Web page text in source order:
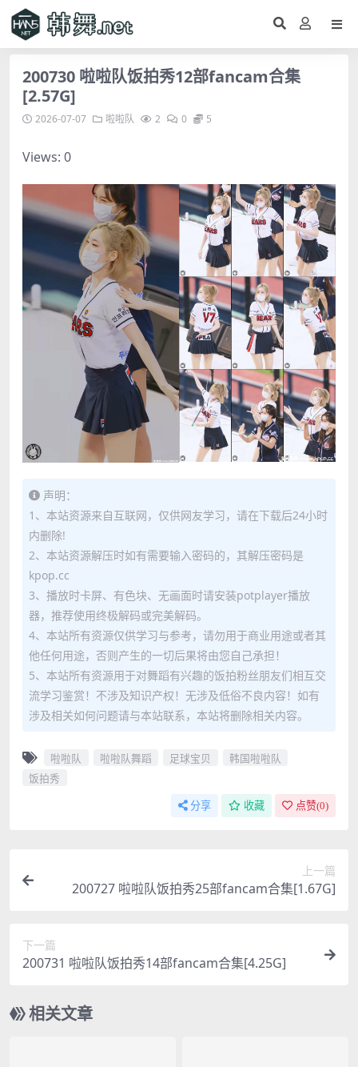
200730 啦啦队饭拍秀12部fancam合集
[2.57G]
2026-07-07 啦啦队 2 0 5
Views: 0
声明：
1、本站资源来自互联网，仅供网友学习，请在下载后24小时
内删除!
2、本站资源解压时如有需要输入密码的，其解压密码是
kpop.cc
3、播放时卡屏、有色块、无画面时请安装potplayer播放
器，推荐使用终极解码或完美解码。
4、本站所有资源仅供学习与参考，请勿用于商业用途或者其
他任何用途，否则产生的一切后果将由您自己承担！
5、本站所有资源用于对舞蹈有兴趣的饭拍粉丝朋友们相互交
流学习鉴赏！不涉及知识产权！无涉及低俗不良内容！如有
涉及相关如何问题请与本站联系，本站将删除相关内容。
啦啦队 啦啦队舞蹈 足球宝贝
韩国啦啦队
饭拍秀
分享 收藏 点赞(0)
上一篇
200727 啦啦队饭拍秀25部fancam合集[1.67G]
下一篇
200731 啦啦队饭拍秀14部fancam合集[4.25G]
相关文章